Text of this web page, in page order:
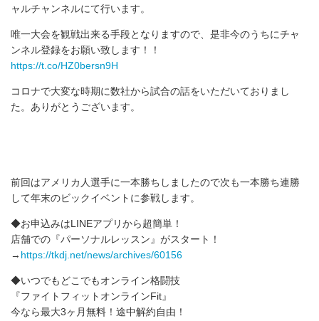
ャルチャンネルにて行います。
唯一大会を観戦出来る手段となりますので、是非今のうちにチャ
ンネル登録をお願い致します！！
https://t.co/HZ0bersn9H
コロナで大変な時期に数社から試合の話をいただいておりまし
た。ありがとうございます。
前回はアメリカ人選手に一本勝ちしましたので次も一本勝ち連勝
して年末のビックイベントに参戦します。
◆お申込みはLINEアプリから超簡単！
店舗での『パーソナルレッスン』がスタート！
→ https://tkdj.net/news/archives/60156
◆いつでもどこでもオンライン格闘技
‪『ファイトフィットオンラインFit』
‬‪今なら‬最大3ヶ月無料！途中解約自由！‬